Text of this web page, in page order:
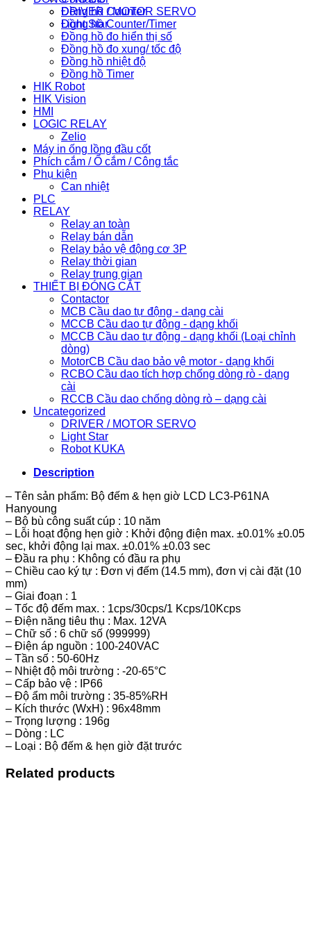
DRIVER / MOTOR SERVO
Light Star
Đồng hồ Counter
Đồng hồ Counter/Timer
Đồng hồ đo hiển thị số
Đồng hồ đo xung/ tốc độ
Đồng hồ nhiệt độ
Đồng hồ Timer
HIK Robot
HIK Vision
HMI
LOGIC RELAY
Zelio
Máy in ống lồng đầu cốt
Phích cắm / Ổ cắm / Công tắc
Phụ kiện
Can nhiệt
PLC
RELAY
Relay an toàn
Relay bán dẫn
Relay bảo vệ động cơ 3P
Relay thời gian
Relay trung gian
THIẾT BỊ ĐÓNG CẮT
Contactor
MCB Cầu dao tự động - dạng cài
MCCB Cầu dao tự động - dạng khối
MCCB Cầu dao tự động - dạng khối (Loại chỉnh
dòng)
MotorCB Cầu dao bảo vệ motor - dạng khối
RCBO Cầu dao tích hợp chống dòng rò - dạng
cài
RCCB Cầu dao chống dòng rò – dạng cài
Uncategorized
DRIVER / MOTOR SERVO
Light Star
Robot KUKA
Description
– Tên sản phẩm: Bộ đếm & hẹn giờ LCD LC3-P61NA
Hanyoung
– Bộ bù công suất cúp : 10 năm
– Lỗi hoạt động hẹn giờ : Khởi động điện max. ±0.01% ±0.05
sec, khởi động lại max. ±0.01% ±0.03 sec
– Đầu ra phụ : Không có đầu ra phụ
– Chiều cao ký tự : Đơn vị đếm (14.5 mm), đơn vị cài đặt (10
mm)
– Giai đoạn : 1
– Tốc độ đếm max. : 1cps/30cps/1 Kcps/10Kcps
– Điện năng tiêu thụ : Max. 12VA
– Chữ số : 6 chữ số (999999)
– Điện áp nguồn : 100-240VAC
– Tần số : 50-60Hz
– Nhiệt độ môi trường : -20-65°C
– Cấp bảo vệ : IP66
– Độ ẩm môi trường : 35-85%RH
– Kích thước (WxH) : 96x48mm
– Trọng lượng : 196g
– Dòng : LC
– Loại : Bộ đếm & hẹn giờ đặt trước
Related products